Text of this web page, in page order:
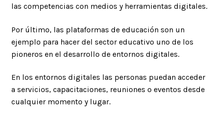
las competencias con medios y herramientas digitales.
Por último, las plataformas de educación son un
ejemplo para hacer del sector educativo uno de los
pioneros en el desarrollo de entornos digitales.
En los entornos digitales las personas puedan acceder
a servicios, capacitaciones, reuniones o eventos desde
cualquier momento y lugar.